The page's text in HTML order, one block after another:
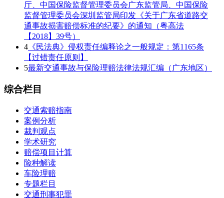
厅、中国保险监督管理委员会广东监管局、中国保险
监督管理委员会深圳监管局印发《关于广东省道路交
通事故损害赔偿标准的纪要》的通知（粤高法
【2018】39号）
4 《民法典》侵权责任编释论之一般规定：第1165条
【过错责任原则】
5最新交通事故与保险理赔法律法规汇编（广东地区）
综合栏目
交通索赔指南
案例分析
裁判观点
学术研究
赔偿项目计算
险种解读
车险理赔
专题栏目
交通刑事犯罪